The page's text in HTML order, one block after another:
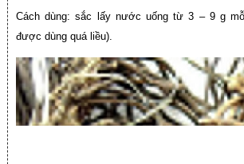
Cách dùng: sắc lấy nước uống từ 3 – 9 g
được dùng quá liều).